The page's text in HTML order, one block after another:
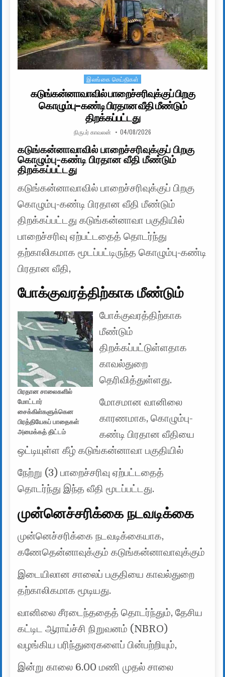
Posted in
இலங்கை செய்திகள்
கடுங்கன்னாவாவில் பாறைச்சரிவுக்குப் பிறகு
கொழும்பு-கண்டி பிரதான வீதி மீண்டும்
திறக்கப்பட்டது
AUTHOR:
நிருபர் காவலன் PUBLISHED DATE:
04/08/2026
கடுங்கன்னாவாவில் பாறைச்சரிவுக்குப் பிறகு
கொழும்பு-கண்டி பிரதான வீதி மீண்டும்
திறக்கப்பட்டது
கடுங்கன்னாவாவில் பாறைச்சரிவுக்குப் பிறகு
கொழும்பு-கண்டி பிரதான வீதி மீண்டும்
திறக்கப்பட்டது கடுங்கன்னாவா பகுதியில்
பாறைச்சரிவு ஏற்பட்டதைத் தொடர்ந்து
தற்காலிகமாக மூடப்பட்டிருந்த கொழும்பு-கண்டி
பிரதான வீதி,
போக்குவரத்திற்காக மீண்டும்
பிரதான சாலைகளில்
மோட்டார்
சைக்கிள்களுக்கென
பிரத்தியேகப் பாதைகள்
அமைக்கத் திட்டம்
போக்குவரத்திற்காக
மீண்டும்
திறக்கப்பட்டுள்ளதாக
காவல்துறை
தெரிவித்துள்ளது.
மோசமான வானிலை
காரணமாக, கொழும்பு-
கண்டி பிரதான வீதியை
ஒட்டியுள்ள கீழ் கடுங்கன்னாவா பகுதியில்
நேற்று (3) பாறைச்சரிவு ஏற்பட்டதைத்
தொடர்ந்து இந்த வீதி மூடப்பட்டது.
முன்னெச்சரிக்கை நடவடிக்கை
முன்னெச்சரிக்கை நடவடிக்கையாக,
கணேதென்னாவுக்கும் கடுங்கன்னாவாவுக்கும்
இடையிலான சாலைப் பகுதியை காவல்துறை
தற்காலிகமாக மூடியது.
வானிலை சீரடைந்ததைத் தொடர்ந்தும், தேசிய
கட்டிட ஆராய்ச்சி நிறுவனம் (NBRO)
வழங்கிய பரிந்துரைகளைப் பின்பற்றியும்,
இன்று காலை 6.00 மணி முதல் சாலை